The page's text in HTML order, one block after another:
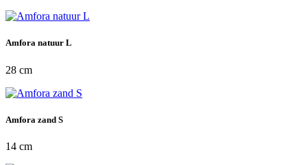
Amfora natuur L
28 cm
Amfora zand S
14 cm